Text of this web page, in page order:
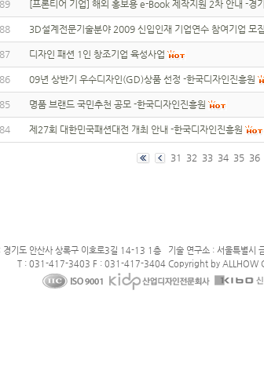
[프론티어 기업] 해외 홍보용 e-Book 제작지원 2차 안내 -경
3D설계전문기술분야 2009 신입인재 기업연수 참여기업 모
디자인 패션 1인 창조기업 육성사업
09년 상반기 우수디자인(GD)상품 선정 -한국디자인진흥원
명품 브랜드 국민추천 공모 -한국디자인진흥원
제27회 대한민국패션대전 개최 안내 -한국디자인진흥원
31 32 33 34 35 36
기도 안산사 상록구 이호로3길 14-13 1층 기술 연구소 : 서울특별시
T : 031-417-3403 F : 031-417-3404 Copyright by ALLHOW